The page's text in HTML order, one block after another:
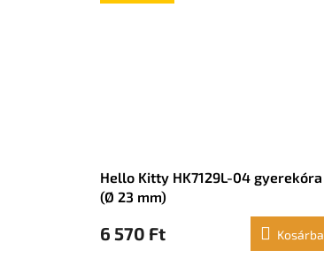
Hello Kitty HK7129L-04 gyerekóra
(Ø 23 mm)
6 570 Ft Kosárba